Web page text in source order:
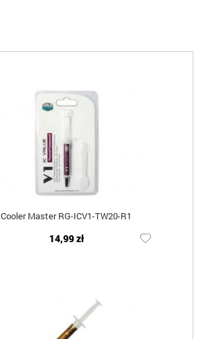
Cooler Master RG-ICV1-TW20-R1
14,99 zł